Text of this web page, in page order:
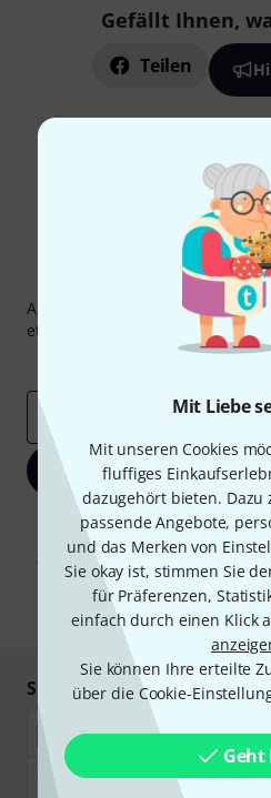
Mit Liebe
Mit unseren Cookies
fluffiges
dazugehört bieten. Dazu
passende Angebote,
und das Merken von
Sie okay ist, stimmen Sie
für Präferenzen,
einfach durch einen Klick
Sie können Ihre erteilte
über die Cookie-
Gefällt Ihnen,
Teilen
Thomann
Abonniere den Thomann
etwas Glück einen von
50
Inspirierende Beiträge
E-Mail-Adresse
Jetzt
Mit Klick auf „Jetzt anmelden“
Werbung und einer Messung des E-
Abmeldung ist jederzeit möglich.
unseren
*
Sicher einkaufen &